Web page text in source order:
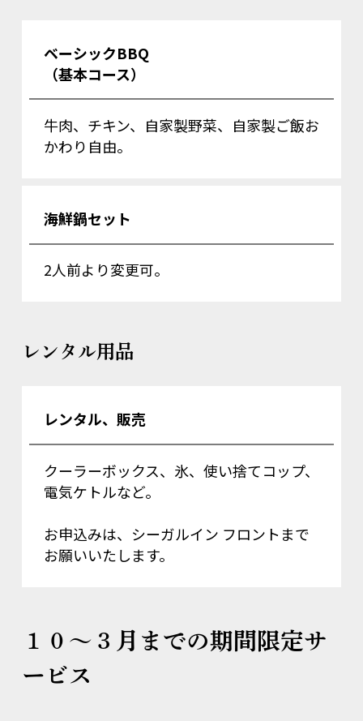
ベーシックBBQ
（基本コース）
牛肉、チキン、自家製野菜、自家製ご飯お
かわり自由。
海鮮鍋セット
2人前より変更可。
レンタル用品
レンタル、販売
クーラーボックス、氷、使い捨てコップ、
電気ケトルなど。
お申込みは、シーガルイン フロントまで
お願いいたします。
１０～３月までの期間限定サ
ービス